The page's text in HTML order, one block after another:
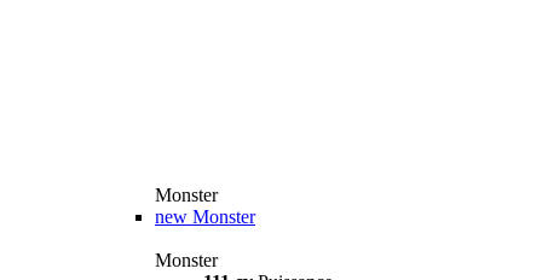
Monster
new Monster
Monster